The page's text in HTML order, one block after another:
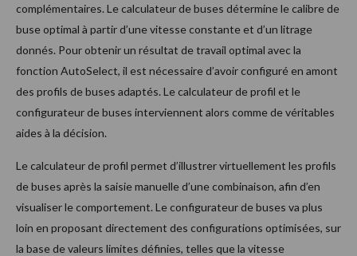
complémentaires. Le calculateur de buses détermine le calibre de
buse optimal à partir d’une vitesse constante et d’un litrage
donnés. Pour obtenir un résultat de travail optimal avec la
fonction AutoSelect, il est nécessaire d’avoir configuré en amont
des profils de buses adaptés. Le calculateur de profil et le
configurateur de buses interviennent alors comme de véritables
aides à la décision.
Le calculateur de profil permet d’illustrer virtuellement les profils
de buses après la saisie manuelle d’une combinaison, afin d’en
visualiser le comportement. Le configurateur de buses va plus
loin en proposant directement des configurations optimisées, sur
la base de valeurs limites définies, telles que la vitesse